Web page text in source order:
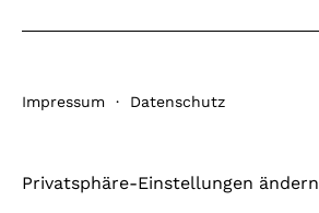
Privatsphäre-Einstellungen ändern
Impressum · Datenschutz